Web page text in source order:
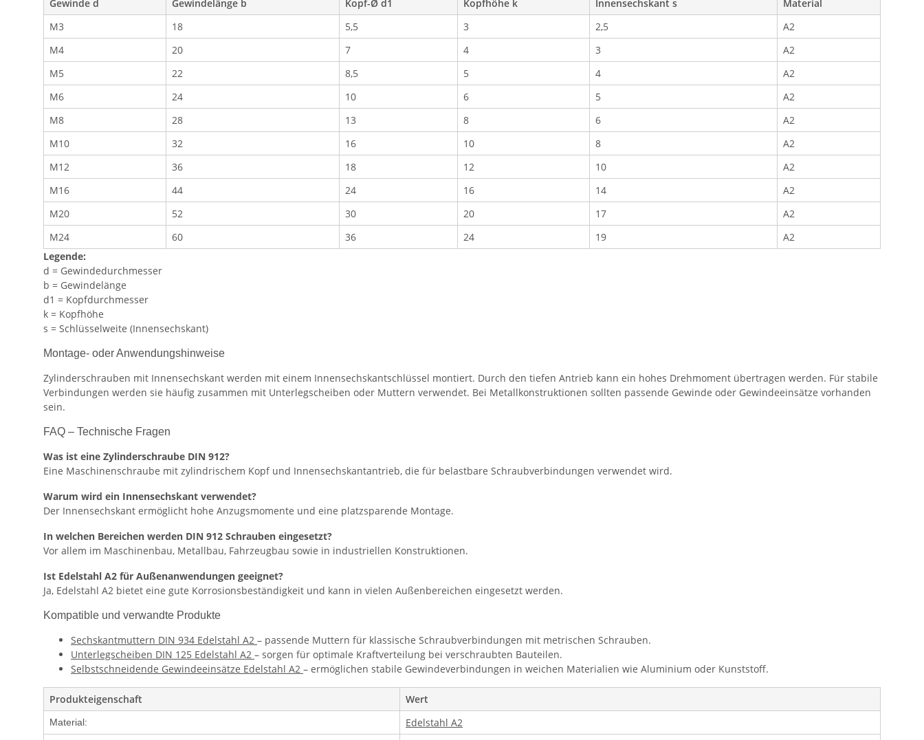
Gewinde d Gewindelänge b Kopf-Ø d1 Kopfhöhe k Innensechskant s
Material
M3
18 5,5 3 2,5
A2
M4
20 7 4 3
A2
M5
22 8,5 5 4
A2
M6
24 10 6 5
A2
M8
28 13 8 6
A2
M10
32 16 10 8
A2
M12
36 18 12 10
A2
M16
44 24 16 14
A2
M20
52 30 20 17
A2
M24
60 36 24 19
A2
Legende:
d = Gewindedurchmesser
b = Gewindelänge
d1 = Kopfdurchmesser
k = Kopfhöhe
s = Schlüsselweite (Innensechskant)
Montage- oder Anwendungshinweise
Zylinderschrauben mit Innensechskant werden mit einem Innensechskantschlüssel montiert. Durch den tiefen Antrieb kann ein hohes Drehmoment übertragen werden. Für stabile
Verbindungen werden sie häufig zusammen mit Unterlegscheiben oder Muttern verwendet. Bei Metallkonstruktionen sollten passende Gewinde oder Gewindeeinsätze vorhanden
sein.
FAQ – Technische Fragen
Was ist eine Zylinderschraube DIN 912?
Eine Maschinenschraube mit zylindrischem Kopf und Innensechskantantrieb, die für belastbare Schraubverbindungen verwendet wird.
Warum wird ein Innensechskant verwendet?
Der Innensechskant ermöglicht hohe Anzugsmomente und eine platzsparende Montage.
In welchen Bereichen werden DIN 912 Schrauben eingesetzt?
Vor allem im Maschinenbau, Metallbau, Fahrzeugbau sowie in industriellen Konstruktionen.
Ist Edelstahl A2 für Außenanwendungen geeignet?
Ja, Edelstahl A2 bietet eine gute Korrosionsbeständigkeit und kann in vielen Außenbereichen eingesetzt werden.
Kompatible und verwandte Produkte
Sechskantmuttern DIN 934 Edelstahl A2 – passende Muttern für klassische Schraubverbindungen mit metrischen Schrauben.
Unterlegscheiben DIN 125 Edelstahl A2 – sorgen für optimale Kraftverteilung bei verschraubten Bauteilen.
Selbstschneidende Gewindeeinsätze Edelstahl A2 – ermöglichen stabile Gewindeverbindungen in weichen Materialien wie Aluminium oder Kunststoff.
Produkteigenschaft Wert
Material:
Edelstahl A2